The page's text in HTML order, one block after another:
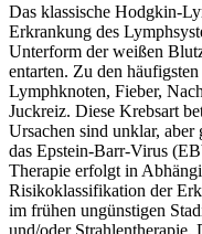
Das klassische Hodgkin-
Erkrankung des
Unterform der weißen
entarten. Zu den
Lymphknoten, Fieber,
Juckreiz. Diese Krebsart
Ursachen sind unklar,
das Epstein-Barr-Virus
Therapie erfolgt in
Risikoklassifikation der
im frühen ungünstigen
und/oder Strahlentherapie.